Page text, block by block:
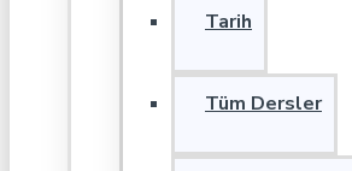
Tarih
Tüm Dersler